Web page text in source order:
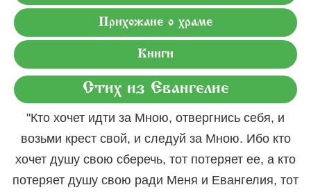
Прихожане о храме
Книги
Стих из Евангелие
"Кто хочет идти за Мною, отвергнись себя, и
возьми крест свой, и следуй за Мною. Ибо кто
хочет душу свою сберечь, тот потеряет ее, а кто
потеряет душу свою ради Меня и Евангелия, тот